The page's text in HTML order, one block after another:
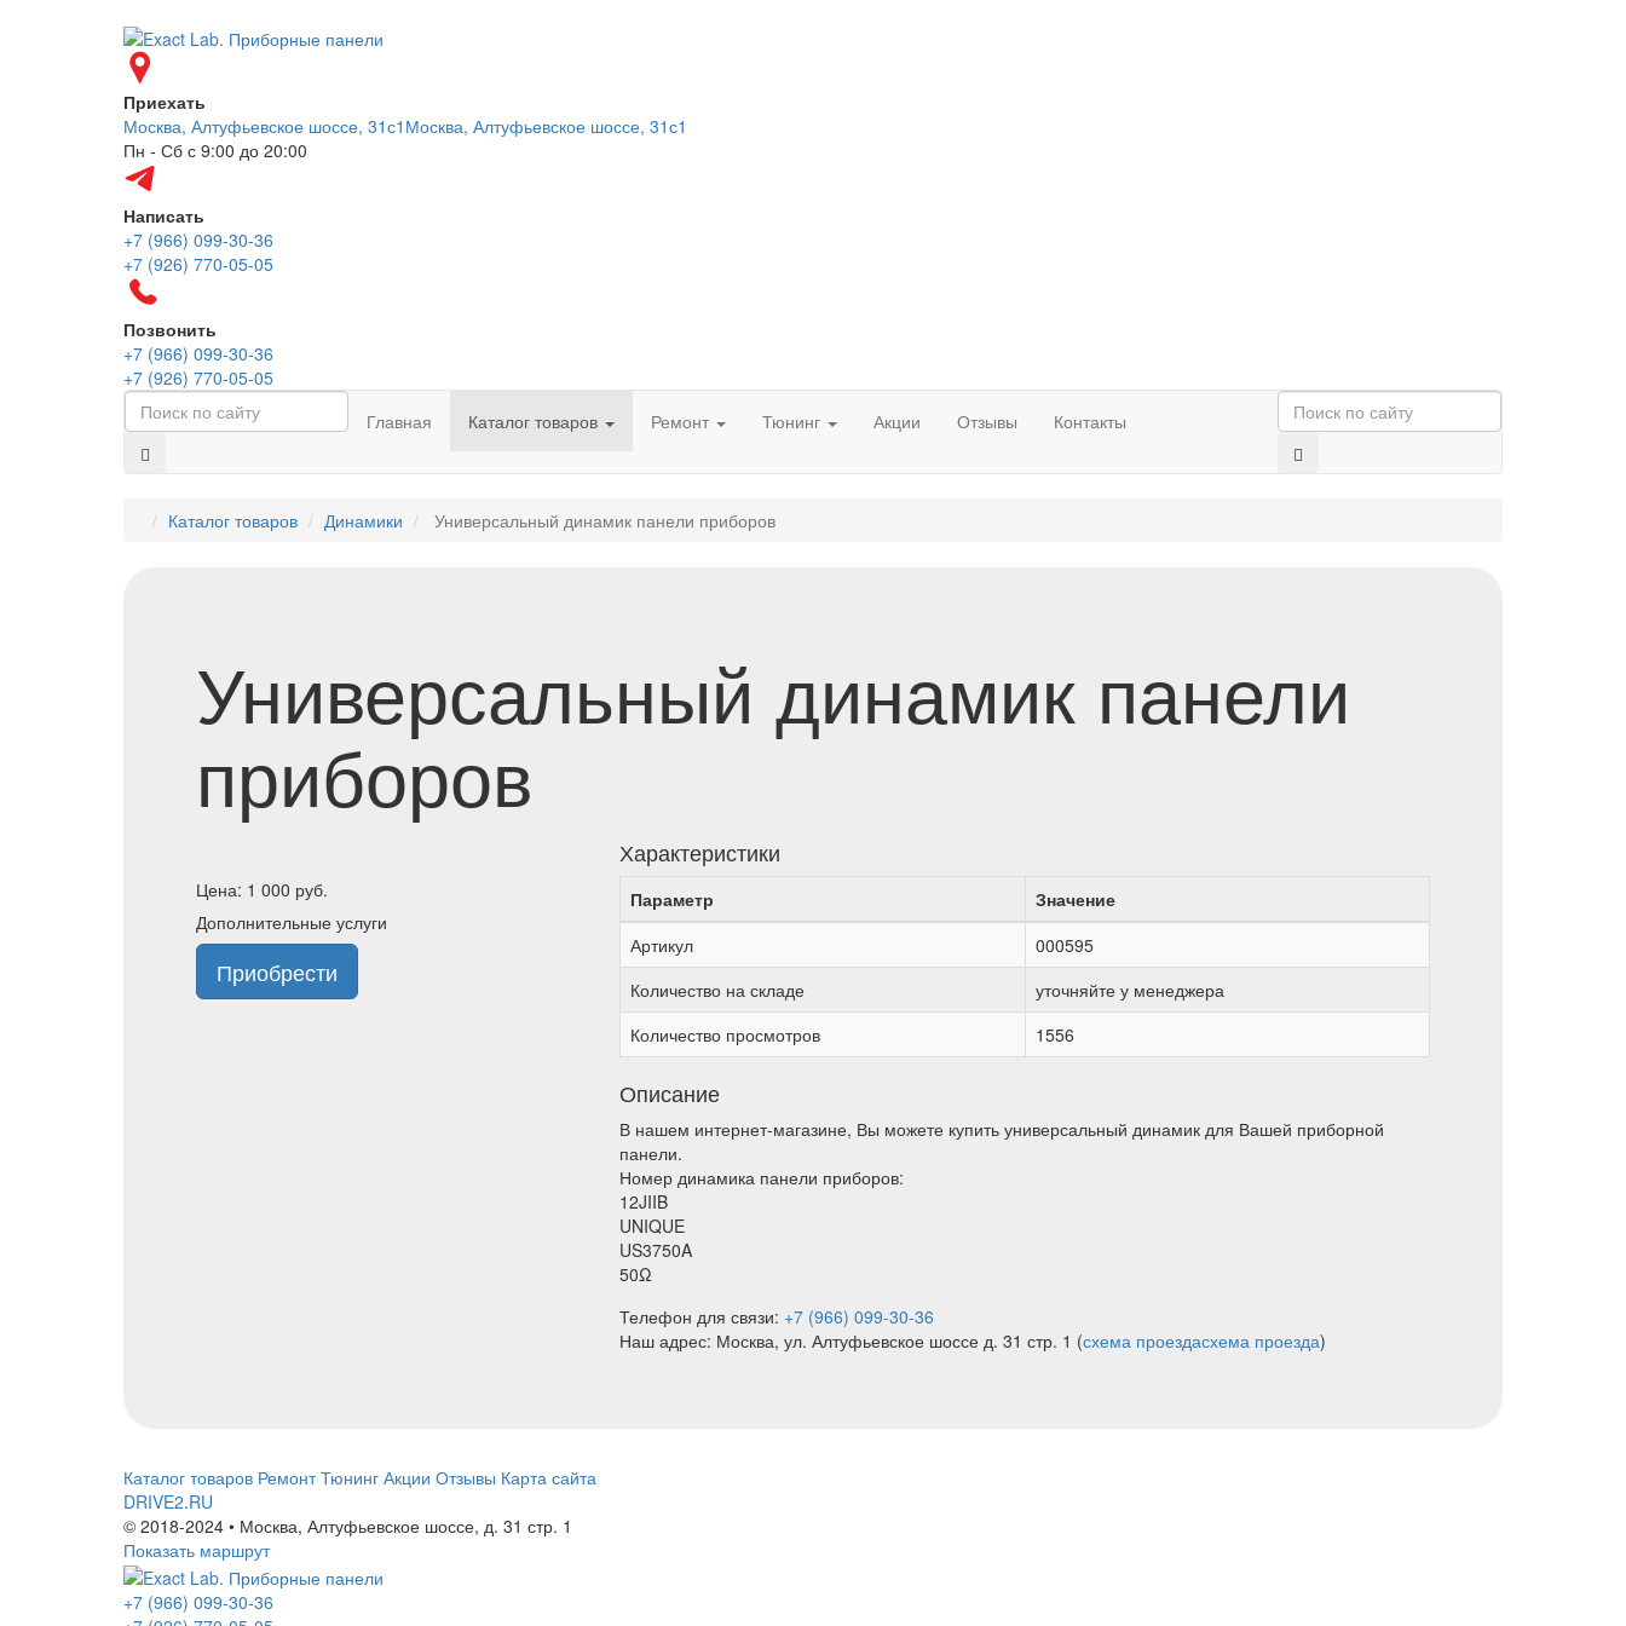
Приехать
Москва, Алтуфьевское шоссе, 31с1 Москва, Алтуфьевское шоссе, 31с1
Пн - Сб с 9:00 до 20:00
Написать
+7 (966) 099-30-36
+7 (926) 770-05-05
Позвонить
+7 (966) 099-30-36
+7 (926) 770-05-05
Главная
Каталог товаров Ремонт Тюнинг Акции Отзывы Контакты
Каталог товаров Динамики Универсальный динамик панели приборов
Универсальный динамик панели
приборов
Цена: 1 000 руб.
Дополнительные услуги
Приобрести
Характеристики
Параметр
Значение
Артикул
000595
Количество на складе
уточняйте у менеджера
Количество просмотров
1556
Описание
В нашем интернет-магазине, Вы можете купить универсальный динамик для Вашей приборной
панели.
Номер динамика панели приборов:
12JIIB
UNIQUE
US3750A
50Ω
Телефон для связи: +7 (966) 099-30-36
Наш адрес: Москва, ул. Алтуфьевское шоссе д. 31 стр. 1 (схема проездасхема проезда)
Каталог товаров Ремонт Тюнинг Акции Отзывы Карта сайта
DRIVE2.RU
© 2018-2024 • Москва, Алтуфьевское шоссе, д. 31 стр. 1
Показать маршрут
+7 (966) 099-30-36